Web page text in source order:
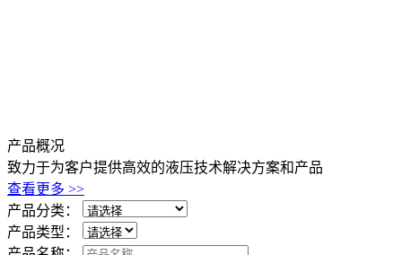
产品概况
致力于为客户提供高效的液压技术解决方案和产品
查看更多 >>
产品分类：
产品类型：